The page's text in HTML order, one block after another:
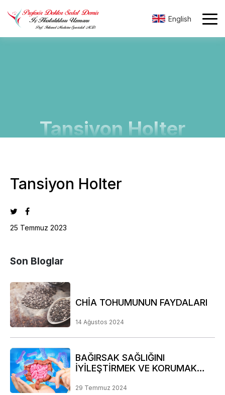
English
Tansiyon Holter
Tansiyon Holter
25 Temmuz 2023
Son Bloglar
CHİA TOHUMUNUN FAYDALARI
14 Ağustos 2024
BAĞIRSAK SAĞLIĞINI
İYİLEŞTİRMEK VE KORUMAK
NOKTALAR
29 Temmuz 2024